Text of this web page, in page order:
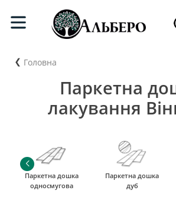
Головна
Паркетна
лакування
Паркетна дошка
односмугова
Паркетна дошка
дуб